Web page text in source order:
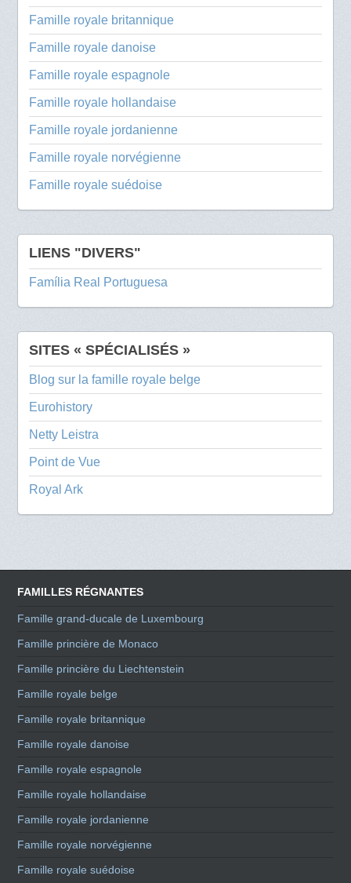
Famille royale britannique
Famille royale danoise
Famille royale espagnole
Famille royale hollandaise
Famille royale jordanienne
Famille royale norvégienne
Famille royale suédoise
LIENS "DIVERS"
Família Real Portuguesa
SITES « SPÉCIALISÉS »
Blog sur la famille royale belge
Eurohistory
Netty Leistra
Point de Vue
Royal Ark
FAMILLES RÉGNANTES
Famille grand-ducale de Luxembourg
Famille princière de Monaco
Famille princière du Liechtenstein
Famille royale belge
Famille royale britannique
Famille royale danoise
Famille royale espagnole
Famille royale hollandaise
Famille royale jordanienne
Famille royale norvégienne
Famille royale suédoise